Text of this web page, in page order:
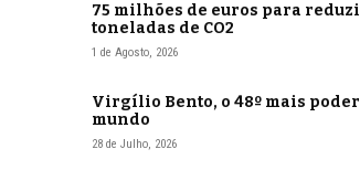
75 milhões de euros para
toneladas de CO2
1 de Agosto, 2026
Virgílio Bento, o 48º mais
mundo
28 de Julho, 2026